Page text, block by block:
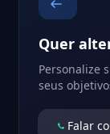
Quer
Personalize
seus
Falar